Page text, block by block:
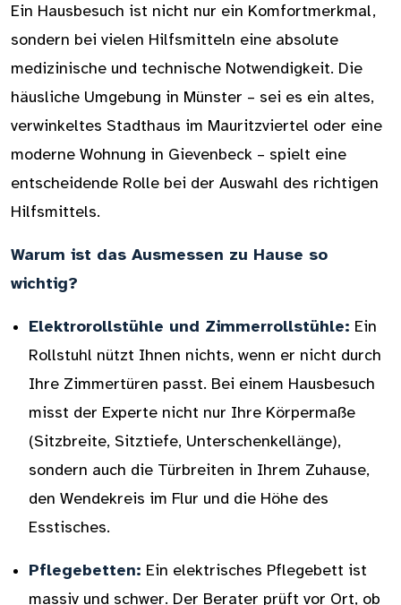
Ein Hausbesuch ist nicht nur ein Komfortmerkmal,
sondern bei vielen Hilfsmitteln eine absolute
medizinische und technische Notwendigkeit. Die
häusliche Umgebung in Münster – sei es ein altes,
verwinkeltes Stadthaus im Mauritzviertel oder eine
moderne Wohnung in Gievenbeck – spielt eine
entscheidende Rolle bei der Auswahl des richtigen
Hilfsmittels.
Warum ist das Ausmessen zu Hause so
wichtig?
Elektrorollstühle und Zimmerrollstühle: Ein
Rollstuhl nützt Ihnen nichts, wenn er nicht durch
Ihre Zimmertüren passt. Bei einem Hausbesuch
misst der Experte nicht nur Ihre Körpermaße
(Sitzbreite, Sitztiefe, Unterschenkellänge),
sondern auch die Türbreiten in Ihrem Zuhause,
den Wendekreis im Flur und die Höhe des
Esstisches.
Pflegebetten: Ein elektrisches Pflegebett ist
massiv und schwer. Der Berater prüft vor Ort, ob